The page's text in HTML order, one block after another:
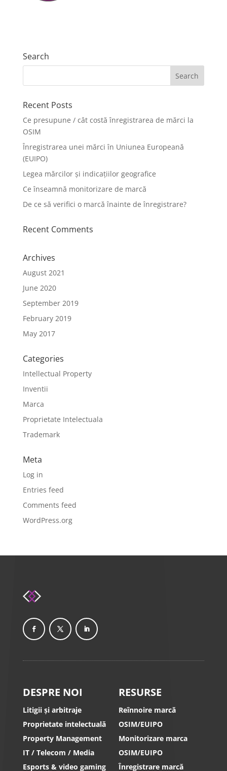
Search
Recent Posts
Ce presupune / cât costă înregistrarea de mărci la
OSIM
Înregistrarea unei mărci în Uniunea Europeană
(EUIPO)
Legea mărcilor și indicațiilor geografice
Ce înseamnă monitorizare de marcă
De ce să verifici o marcă înainte de înregistrare?
Recent Comments
Archives
August 2021
June 2020
September 2019
February 2019
May 2017
Categories
Intellectual Property
Inventii
Marca
Proprietate Intelectuala
Trademark
Meta
Log in
Entries feed
Comments feed
WordPress.org
DESPRE NOI
Litigii și arbitraje
Proprietate intelectuală
Property Management
IT / Telecom / Media
Esports & video gaming
RESURSE
Reînnoire marcă
OSIM/EUIPO
Monitorizare marca
OSIM/EUIPO
Înregistrare marcă